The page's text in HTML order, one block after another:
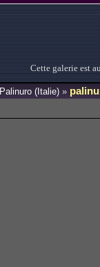
Cette galerie est
Palinuro (Italie) »